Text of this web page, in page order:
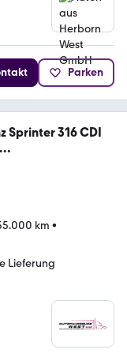
Parken
Sprinter 316 CDI
km •
Lieferung